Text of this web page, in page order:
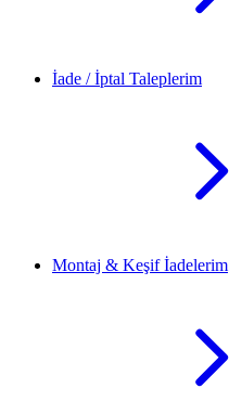
İade / İptal Taleplerim
Montaj & Keşif İadelerim